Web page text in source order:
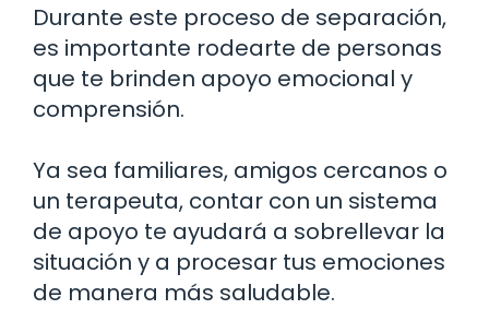
Durante este proceso de separación,
es importante rodearte de personas
que te brinden apoyo emocional y
comprensión.
Ya sea familiares, amigos cercanos o
un terapeuta, contar con un sistema
de apoyo te ayudará a sobrellevar la
situación y a procesar tus emociones
de manera más saludable.